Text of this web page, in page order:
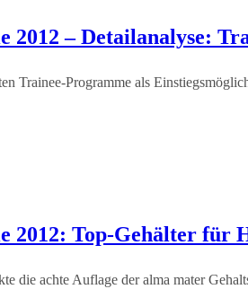
2012 – Detailanalyse:
Trainee-Programme als
2012: Top-Gehälter für
die achte Auflage der alma mater